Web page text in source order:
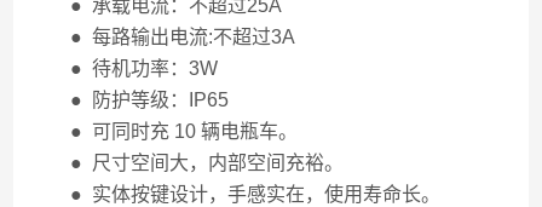
● 承载电流：不超过25A
● 每路输出电流:不超过3A
● 待机功率：3W
● 防护等级：IP65
● 可同时充 10 辆电瓶车。
● 尺寸空间大，内部空间充裕。
● 实体按键设计，手感实在，使用寿命长。